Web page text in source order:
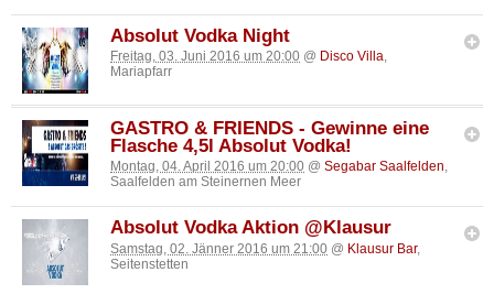
Absolut Vodka Night
Freitag, 03. Juni 2016 um 20:00 @ Disco Villa,
Mariapfarr
GASTRO & FRIENDS - Gewinne eine
Flasche 4,5l Absolut Vodka!
Montag, 04. April 2016 um 20:00 @ Segabar Saalfelden,
Saalfelden am Steinernen Meer
Absolut Vodka Aktion @Klausur
Samstag, 02. Jänner 2016 um 21:00 @ Klausur Bar,
Seitenstetten